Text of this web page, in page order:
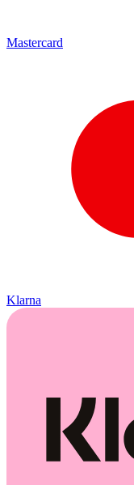
Mastercard
Klarna